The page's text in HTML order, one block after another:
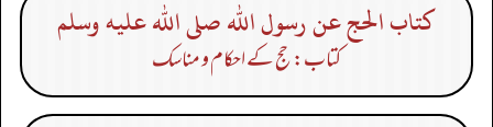
كتاب الحج عن رسول الله صلى الله عليه وسلم
کتاب: حج کے احکام و مناسک